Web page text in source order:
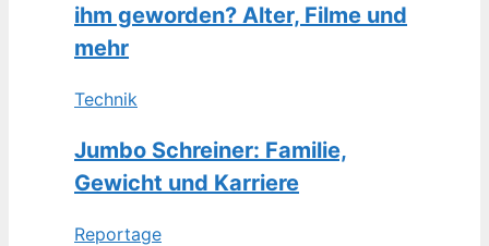
ihm geworden? Alter, Filme und
mehr
Technik
Jumbo Schreiner: Familie,
Gewicht und Karriere
Reportage